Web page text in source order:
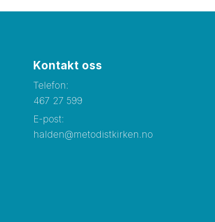
Kontakt oss
Telefon:
467 27 599
E-post:
halden@metodistkirken.no